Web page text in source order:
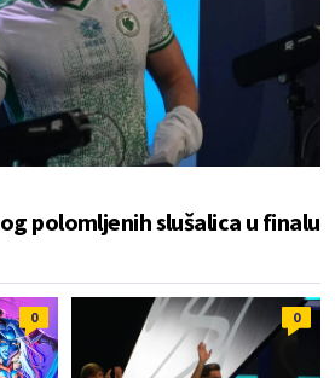
polomljenih slušalica u finalu
0 0